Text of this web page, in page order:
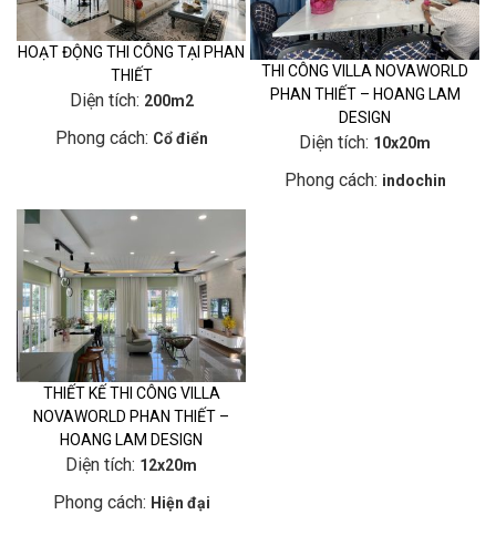
HOẠT ĐỘNG THI CÔNG TẠI PHAN
THIẾT
Diện tích: 200m2
Phong cách: Cổ điển
THI CÔNG VILLA NOVAWORLD
PHAN THIẾT – HOANG LAM
DESIGN
Diện tích: 10x20m
Phong cách: indochin
THIẾT KẾ THI CÔNG VILLA
NOVAWORLD PHAN THIẾT –
HOANG LAM DESIGN
Diện tích: 12x20m
Phong cách: Hiện đại